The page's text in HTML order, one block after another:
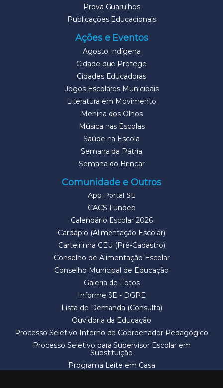
Prova Guarulhos
Publicações Educacionais
Ações e Eventos
Agosto Indígena
Cidade que Protege
Cidades Educadoras
Jogos Escolares Municipais
Literatura em Movimento
Menina dos Olhos
Música nas Escolas
Saúde na Escola
Semana da Pátria
Semana do Brincar
Comunidade e Outros
App Portal SE
CACS Fundeb
Calendário Escolar 2026
Cardápio (Alimentação Escolar)
Carteirinha CEU (Pré-Cadastro)
Conselho de Alimentação Escolar
Conselho Municipal de Educação
Galeria de Fotos
Informe SE - DGPE
Lista de Demanda (Consulta)
Ouvidoria da Educação
Processo Seletivo Interno de Coordenador Pedagógico
Processo Seletivo para Supervisor Escolar em
Substituição
Programa Leite em Casa